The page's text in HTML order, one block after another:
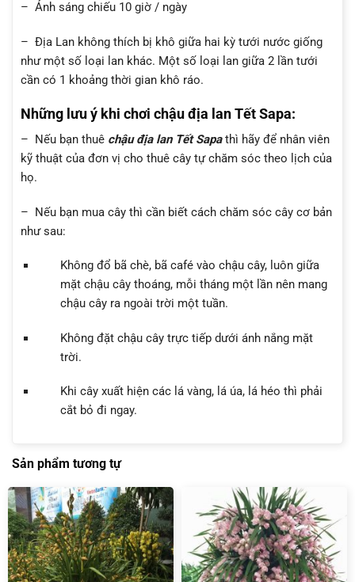
– Ánh sáng chiếu 10 giờ / ngày
– Địa Lan không thích bị khô giữa hai kỳ tưới nước giống
như một số loại lan khác. Một số loại lan giữa 2 lần tưới
cần có 1 khoảng thời gian khô ráo.
Những lưu ý khi chơi chậu địa lan Tết Sapa:
– Nếu bạn thuê chậuđịa lan Tết Sapathì hãy để nhân viên
kỹ thuật của đơn vị cho thuê cây tự chăm sóc theo lịch của
họ.
– Nếu bạn mua cây thì cần biết cách chăm sóc cây cơ bản
như sau:
Không đổ bã chè, bã café vào chậu cây, luôn giữa
mặt chậu cây thoáng, mỗi tháng một lần nên mang
chậu cây ra ngoài trời một tuần.
Không đặt chậu cây trực tiếp dưới ánh nắng mặt
trời.
Khi cây xuất hiện các lá vàng, lá úa, lá héo thì phải
cắt bỏ đi ngay.
Sản phẩm tương tự